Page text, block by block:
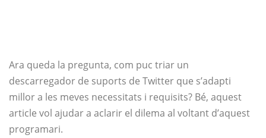
Ara queda la pregunta, com puc triar un
descarregador de suports de Twitter que s’adapti
millor a les meves necessitats i requisits? Bé, aquest
article vol ajudar a aclarir el dilema al voltant d’aquest
programari.